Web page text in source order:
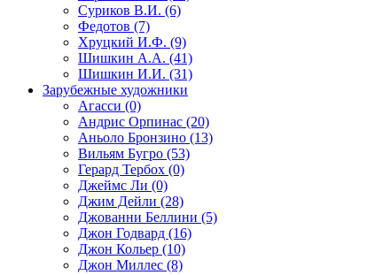
Суриков В.И. (6)
Федотов (7)
Хруцкий И.Ф. (9)
Шишкин А.А. (41)
Шишкин И.И. (31)
Зарубежные художники
Агасси (0)
Андрис Орпинас (20)
Аньоло Бронзино (13)
Вильям Бугро (53)
Герард Тербох (0)
Джеймс Ли (0)
Джим Дейли (28)
Джованни Беллини (5)
Джон Годвард (16)
Джон Кольер (10)
Джон Миллес (8)